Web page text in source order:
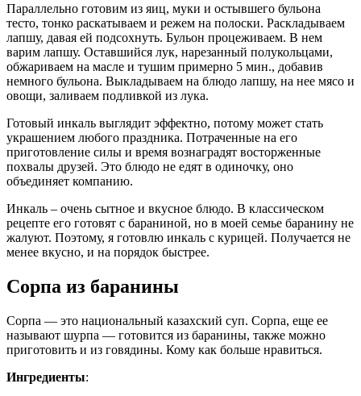
Параллельно готовим из яиц, муки и остывшего бульона
тесто, тонко раскатываем и режем на полоски. Раскладываем
лапшу, давая ей подсохнуть. Бульон процеживаем. В нем
варим лапшу. Оставшийся лук, нарезанный полукольцами,
обжариваем на масле и тушим примерно 5 мин., добавив
немного бульона. Выкладываем на блюдо лапшу, на нее мясо и
овощи, заливаем подливкой из лука.
Готовый инкаль выглядит эффектно, потому может стать
украшением любого праздника. Потраченные на его
приготовление силы и время вознаградят восторженные
похвалы друзей. Это блюдо не едят в одиночку, оно
объединяет компанию.
Инкаль – очень сытное и вкусное блюдо. В классическом
рецепте его готовят с бараниной, но в моей семье баранину не
жалуют. Поэтому, я готовлю инкаль с курицей. Получается не
менее вкусно, и на порядок быстрее.
Сорпа из баранины
Сорпа — это национальный казахский суп. Сорпа, еще ее
называют шурпа — готовится из баранины, также можно
приготовить и из говядины. Кому как больше нравиться.
Ингредиенты: